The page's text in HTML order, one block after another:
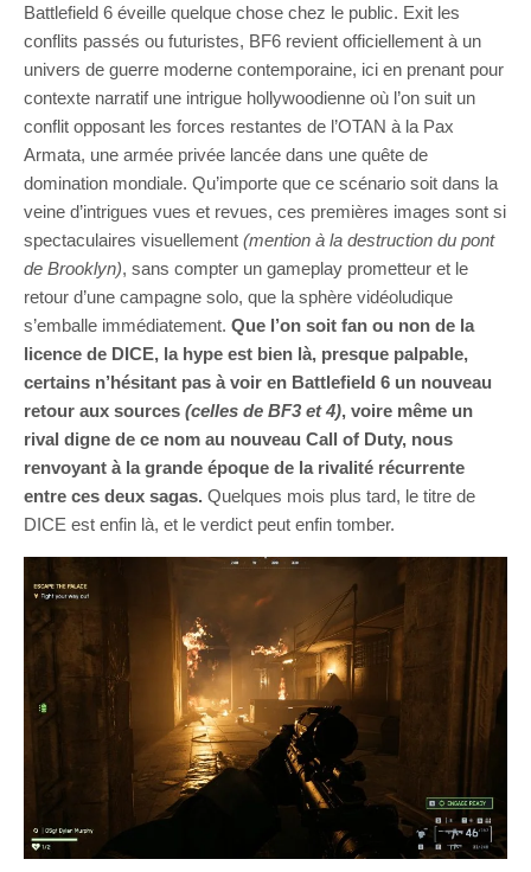
Battlefield 6 éveille quelque chose chez le public. Exit les
conflits passés ou futuristes, BF6 revient officiellement à un
univers de guerre moderne contemporaine, ici en prenant pour
contexte narratif une intrigue hollywoodienne où l’on suit un
conflit opposant les forces restantes de l’OTAN à la Pax
Armata, une armée privée lancée dans une quête de
domination mondiale. Qu’importe que ce scénario soit dans la
veine d’intrigues vues et revues, ces premières images sont si
spectaculaires visuellement (mention à la destruction du pont
de Brooklyn), sans compter un gameplay prometteur et le
retour d’une campagne solo, que la sphère vidéoludique
s’emballe immédiatement. Que l’on soit fan ou non de la
licence de DICE, la hype est bien là, presque palpable,
certains n’hésitant pas à voir en Battlefield 6 un nouveau
retour aux sources (celles de BF3 et 4), voire même un
rival digne de ce nom au nouveau Call of Duty, nous
renvoyant à la grande époque de la rivalité récurrente
entre ces deux sagas. Quelques mois plus tard, le titre de
DICE est enfin là, et le verdict peut enfin tomber.